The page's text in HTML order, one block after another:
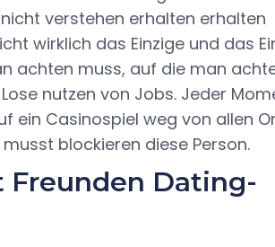
verstehen erhalten erhalten
wirklich das Einzige und das
achten muss, auf die man
nutzen von Jobs. Jeder
ein Casinospiel weg von allen
blockieren diese Person.
Dating-